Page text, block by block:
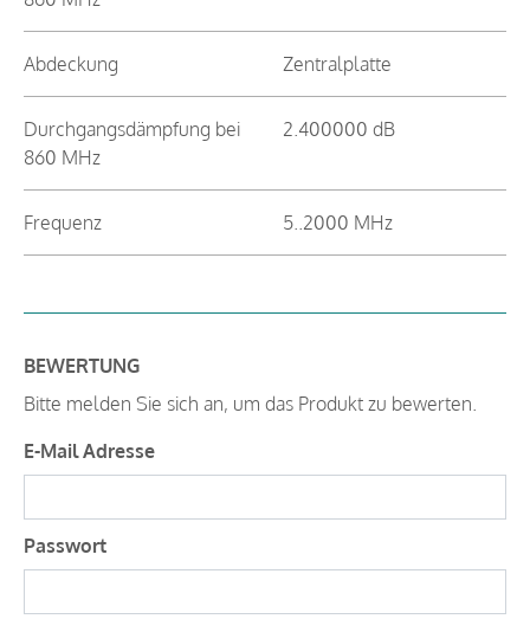
Abdeckung Zentralplatte
Durchgangsdämpfung bei
860 MHz
2.400000 dB
Frequenz 5..2000 MHz
BEWERTUNG
Bitte melden Sie sich an, um das Produkt zu bewerten.
E-Mail Adresse
Passwort